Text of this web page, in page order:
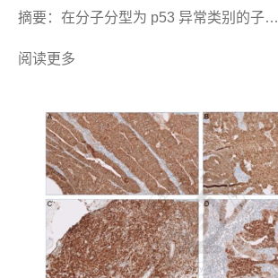
摘要：在分子分型为 p53 异常类别的子…
阅读更多